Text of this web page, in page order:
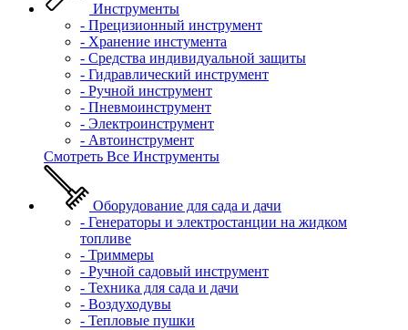
Инструменты
- Прецизионный инструмент
- Хранение инстумента
- Средства индивидуальной защиты
- Гидравлический инструмент
- Ручной инструмент
- Пневмоинструмент
- Электроинструмент
- Автоинструмент
Смотреть Все Инструменты
Оборудование для сада и дачи
- Генераторы и электростанции на жидком
топливе
- Триммеры
- Ручной садовый инструмент
- Техника для сада и дачи
- Воздуходувы
- Тепловые пушки